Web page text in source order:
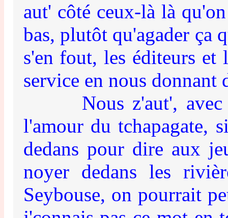
aut' côté ceux-là là
bas, plutôt qu'agader ça
s'en fout, les éditeurs et
service en nous donnant
Nous z'aut', avec
l'amour du tchapagate,
dedans pour dire aux
noyer dedans les
Seybouse, on pourrait